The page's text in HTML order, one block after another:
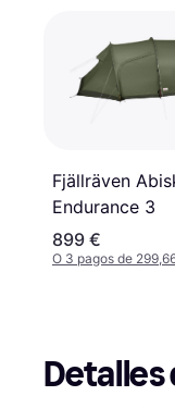
Fjällräven
Endurance 3
899 €
O 3 pagos de